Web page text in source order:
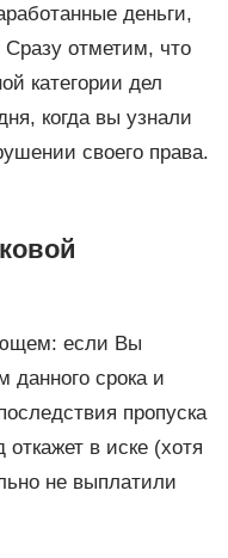
деньги,
отметим, что
категории дел
когда вы узнали
своего права.
если Вы
данного срока и
пропуска
откажет в иске (хотя
не выплатили